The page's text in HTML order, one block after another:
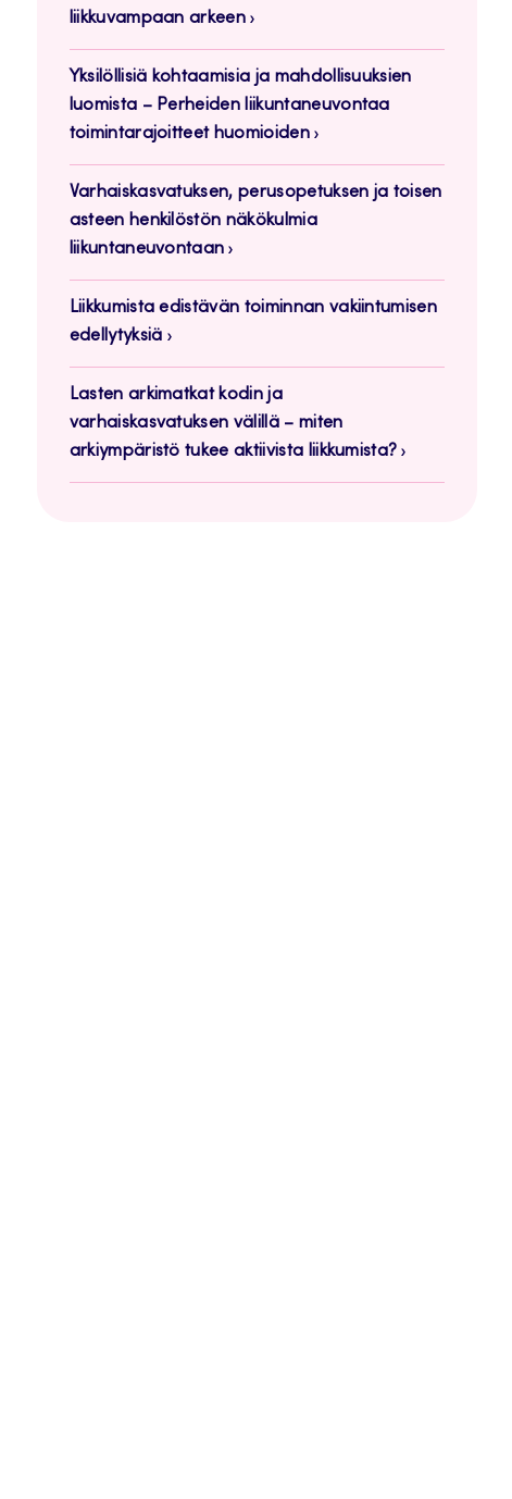
liikkuvampaan arkeen
Yksilöllisiä kohtaamisia ja mahdollisuuksien
luomista – Perheiden liikuntaneuvontaa
toimintarajoitteet huomioiden
Varhaiskasvatuksen, perusopetuksen ja toisen
asteen henkilöstön näkökulmia
liikuntaneuvontaan
Liikkumista edistävän toiminnan vakiintumisen
edellytyksiä
Lasten arkimatkat kodin ja
varhaiskasvatuksen välillä – miten
arkiympäristö tukee aktiivista liikkumista?